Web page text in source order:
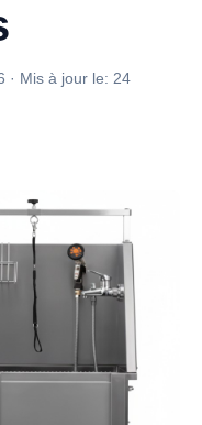
· Mis à jour le: 24